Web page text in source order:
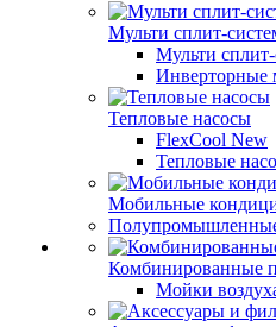
Мульти сплит-
Мульти
Инверторные
Тепловые насосы
FlexCool New
Тепловые
Мобильные
Комбинированные
Мойки